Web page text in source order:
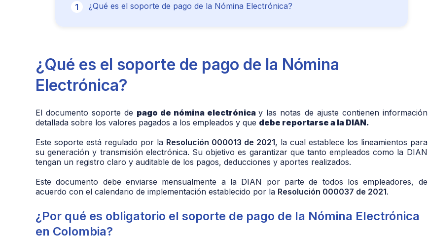
¿Qué es el soporte de pago de la Nómina Electrónica?
¿Qué es el soporte de pago de la Nómina
Electrónica?
El documento soporte de pago de nómina electrónicay las notas de ajuste contienen información
detallada sobre los valores pagados a los empleados y que debe reportarse a la DIAN.
Este soporte está regulado por la Resolución 000013 de 2021, la cual establece los lineamientos para
su generación y transmisión electrónica. Su objetivo es garantizar que tanto empleados como la DIAN
tengan un registro claro y auditable de los pagos, deducciones y aportes realizados.
Este documento debe enviarse mensualmente a la DIAN por parte de todos los empleadores, de
acuerdo con el calendario de implementación establecido por la Resolución 000037 de 2021.
¿Por qué es obligatorio el soporte de pago de la Nómina Electrónica
en Colombia?